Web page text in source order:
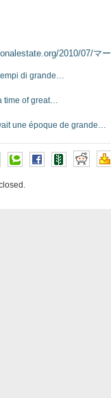
2010/07/マ
di grande…
time of great…
une époque de grande…